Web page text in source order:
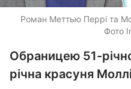
Роман Меттью Перрі та
Фото
Обраницею 51-
річна красуня